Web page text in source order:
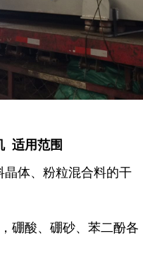
适用范围
体、粉粒混合料的干
硼酸、硼砂、苯二酚各